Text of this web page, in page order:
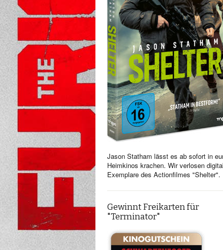
Jason Statham lässt es ab sofort in
Heimkinos krachen. Wir verlosen
Exemplare des Actionfilmes "Shelter".
Gewinnt Freikarten für
"Terminator"